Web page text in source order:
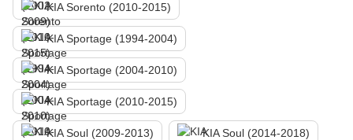
KIA Sorento (2010-2015)
KIA Sportage (1994-2004)
KIA Sportage (2004-2010)
KIA Sportage (2010-2015)
KIA Soul (2009-2013) KIA Soul (2014-2018)